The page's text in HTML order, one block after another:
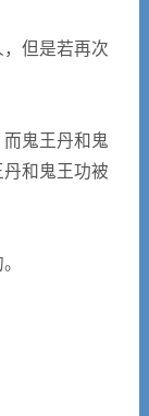
但是若再次
鬼王丹和鬼
和鬼王功被